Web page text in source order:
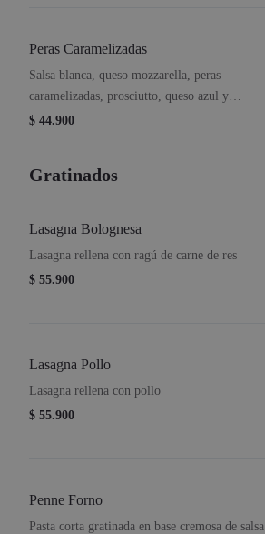
Peras Caramelizadas
Salsa blanca, queso mozzarella, peras
caramelizadas, prosciutto, queso azul y
láminas de parmesano.
$ 44.900
Gratinados
Lasagna Bolognesa
Lasagna rellena con ragú de carne de res
$ 55.900
Lasagna Pollo
Lasagna rellena con pollo
$ 55.900
Penne Forno
Pasta corta gratinada en base cremosa de salsa